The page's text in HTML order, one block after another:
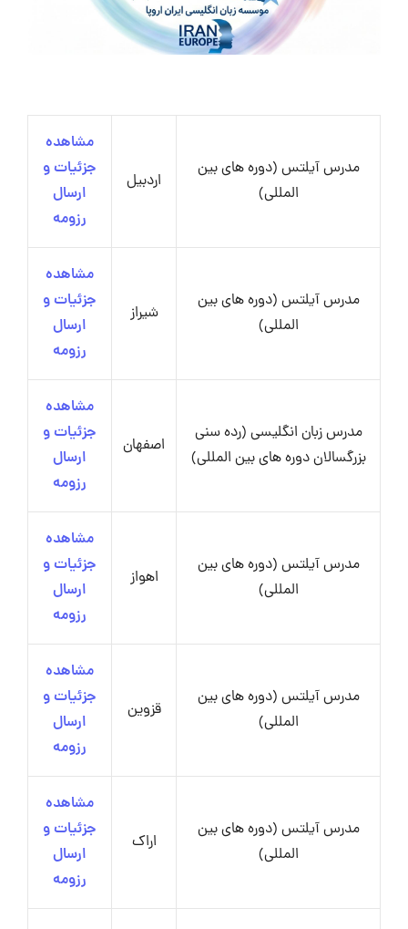
مدرس آیلتس (دوره های بین
المللی)
اردبیل
مشاهده
جزئیات و
ارسال
رزومه
مدرس آیلتس (دوره های بین
المللی)
شیراز
مشاهده
جزئیات و
ارسال
رزومه
مدرس زبان انگلیسی (رده سنی
بزرگسالان دوره های بین المللی)
اصفهان
مشاهده
جزئیات و
ارسال
رزومه
مدرس آیلتس (دوره های بین
المللی)
اهواز
مشاهده
جزئیات و
ارسال
رزومه
مدرس آیلتس (دوره های بین
المللی)
قزوین
مشاهده
جزئیات و
ارسال
رزومه
مدرس آیلتس (دوره های بین
المللی)
اراک
مشاهده
جزئیات و
ارسال
رزومه